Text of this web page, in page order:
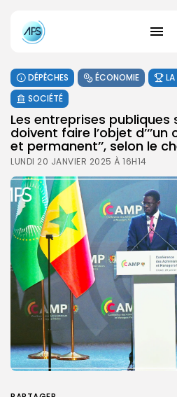
DÉPÊCHES ÉCONOMIE LA
SOCIÉTÉ
Les entreprises
doivent faire l’objet
et permanent’’, selon le
LUNDI 20 JANVIER 2025 À 16H14